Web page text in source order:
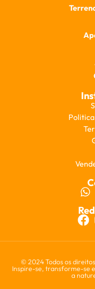
© 2024 Todos os
Inspire-se, transforme-se
a